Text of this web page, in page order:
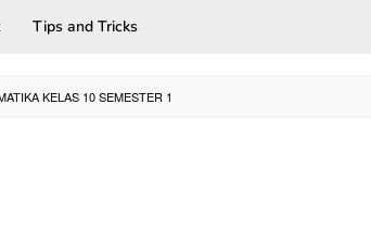
Tips and Tricks
KELAS 10 SEMESTER 1